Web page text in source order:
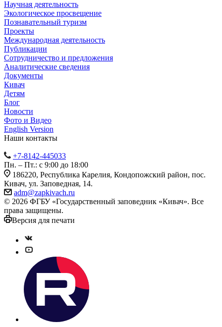
Научная деятельность
Экологическое просвещение
Познавательный туризм
Проекты
Международная деятельность
Публикации
Сотрудничество и предложения
Аналитические сведения
Документы
Кивач
Детям
Блог
Новости
Фото и Видео
English Version
Наши контакты
+7-8142-445033
Пн. – Пт.: с 9:00 до 18:00
186220, Республика Карелия, Кондопожский район, пос.
Кивач, ул. Заповедная, 14.
adm@zapkivach.ru
© 2026 ФГБУ «Государственный заповедник «Кивач». Все
права защищены.
Версия для печати